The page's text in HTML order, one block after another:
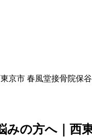
京市 春風堂接骨院保
の方へ｜西